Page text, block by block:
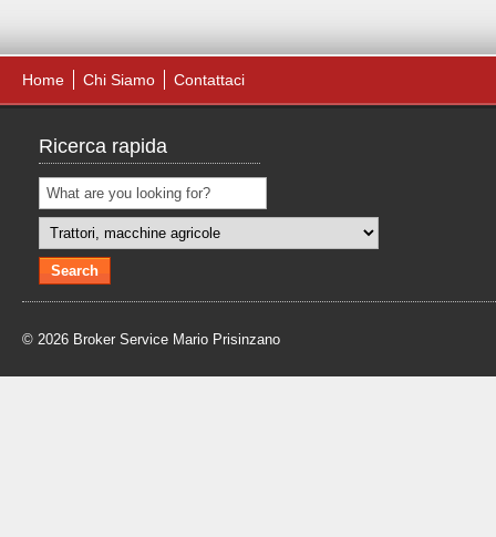
Home Chi Siamo Contattaci
Ricerca rapida
© 2026 Broker Service Mario Prisinzano